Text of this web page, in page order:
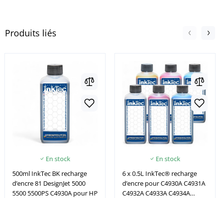
Produits liés
En stock
500ml InkTec BK recharge
d’encre 81 DesignJet 5000
5500 5500PS C4930A pour HP
En stock
6 x 0.5L InkTec® recharge
d’encre pour C4930A C4931A
C4932A C4933A C4934A